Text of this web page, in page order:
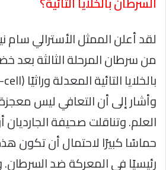
لقد أعلن الممثل الأسترالي سام
من سرطان المرحلة الثالثة بعد
وأشار إلى أن التعافي ليس
العلم. وتناقلت صحيفة الجارديان
حماسًا كبيرًا لاحتمال أن تكون
رئيسيًا في المعركة ضد السرطان.